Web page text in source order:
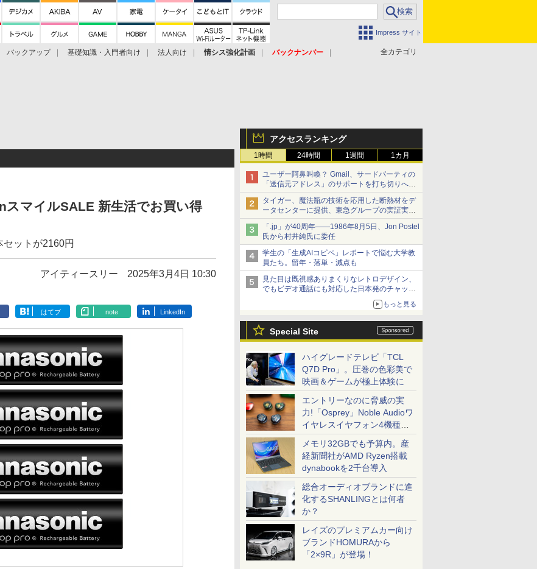
Impress サイト
全カテゴリ
バックアップ 基礎知識・入門者向け 法人向け 情シス強化計画
バックナンバー
アクセスランキング
1時間 24時間 1週間 1カ月
ユーザー阿鼻叫喚？ Gmail、サードパーティの
「送信元アドレス」のサポートを打ち切りへ
【やじうまWatch】
タイガー、魔法瓶の技術を応用した断熱材をデ
ータセンターに提供、東急グループの実証実験
で 「ステンレス密封真空断熱パネル TIVIP」
「.jp」が40周年――1986年8月5日、Jon Postel
氏から村井純氏に委任
学生の「生成AIコピペ」レポートで悩む大学教
員たち。留年・落単・減点も
見た目は既視感ありまくりなレトロデザイン、
でもビデオ通話にも対応した日本発のチャット
もっと見る
Special Site
ハイグレードテレビ「TCL
Q7D Pro」。圧巻の色彩美で
映画＆ゲームが極上体験に
エントリーなのに脅威の実
力!「Osprey」Noble Audioワ
イヤレスイヤフォン4機種を
一気に聴く
メモリ32GBでも予算内。産
経新聞社がAMD Ryzen搭載
dynabookを2千台導入
総合オーディオブランドに進
化するSHANLINGとは何者
か？
レイズのプレミアムカー向け
ブランドHOMURAから
「2×9R」が登場！
スマイルSALE 新生活でお買い得
ットが2160円
アイティースリー 2025年3月4日 10:30
はてブ note LinkedIn